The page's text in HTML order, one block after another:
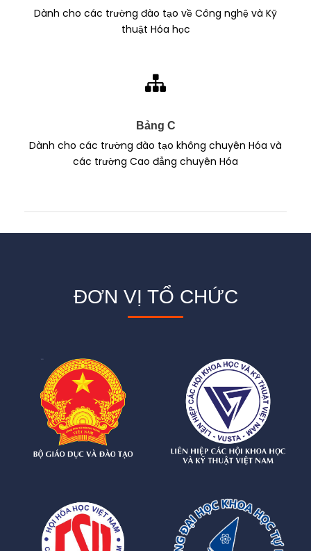
Dành cho các trường đào tạo về Công nghệ và Kỹ
thuật Hóa học
Bảng C
Dành cho các trường đào tạo không chuyên Hóa và
các trường Cao đẳng chuyên Hóa
ĐƠN VỊ TỔ CHỨC